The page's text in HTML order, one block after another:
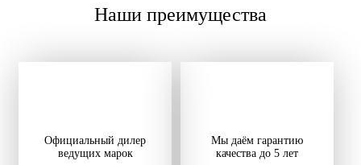
Наши преимущества
Официальный дилер
ведущих марок
Мы даём гарантию
качества до 5 лет